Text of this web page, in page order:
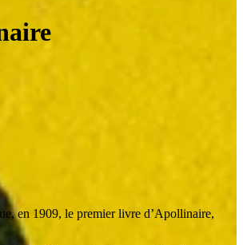
en 1909, le premier livre d’Apollinaire,